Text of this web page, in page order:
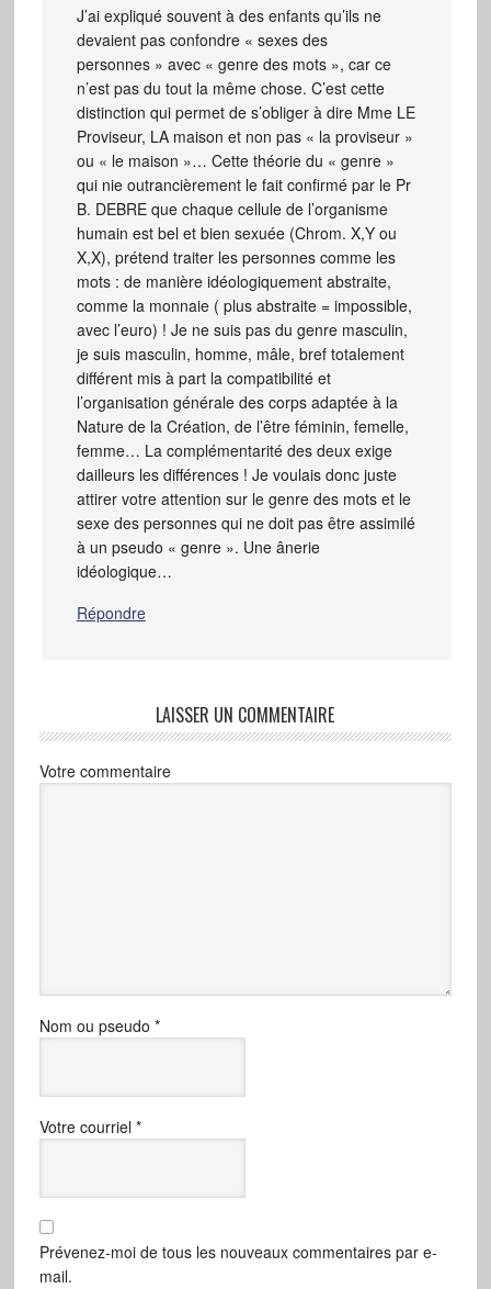
J’ai expliqué souvent à des enfants qu’ils ne
devaient pas confondre « sexes des
personnes » avec « genre des mots », car ce
n’est pas du tout la même chose. C’est cette
distinction qui permet de s’obliger à dire Mme LE
Proviseur, LA maison et non pas « la proviseur »
ou « le maison »… Cette théorie du « genre »
qui nie outrancièrement le fait confirmé par le Pr
B. DEBRE que chaque cellule de l’organisme
humain est bel et bien sexuée (Chrom. X,Y ou
X,X), prétend traiter les personnes comme les
mots : de manière idéologiquement abstraite,
comme la monnaie ( plus abstraite = impossible,
avec l’euro) ! Je ne suis pas du genre masculin,
je suis masculin, homme, mâle, bref totalement
différent mis à part la compatibilité et
l’organisation générale des corps adaptée à la
Nature de la Création, de l’être féminin, femelle,
femme… La complémentarité des deux exige
dailleurs les différences ! Je voulais donc juste
attirer votre attention sur le genre des mots et le
sexe des personnes qui ne doit pas être assimilé
à un pseudo « genre ». Une ânerie
idéologique…
Répondre
LAISSER UN COMMENTAIRE
Votre commentaire
Nom ou pseudo *
Votre courriel *
Prévenez-moi de tous les nouveaux commentaires par e-
mail.